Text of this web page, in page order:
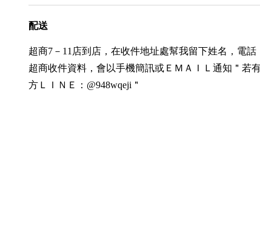
配送
超商7－11店到店，在收件地址處幫我留下姓名，電話
超商收件資料，會以手機簡訊或ＥＭＡＩＬ通知＂若
方ＬＩＮＥ：@948wqeji＂